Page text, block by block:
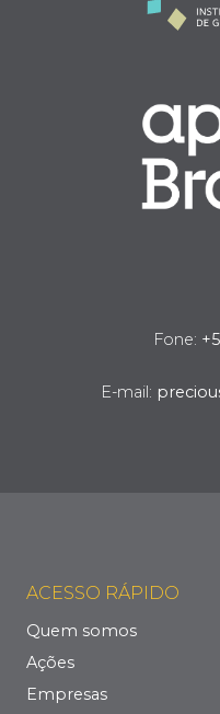
Fone:
E-mail:
ACESSO RÁPIDO
Quem somos
Ações
Empresas